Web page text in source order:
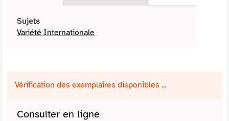
Sujets
Variété Internationale
Vérification des exemplaires disponibles ...
Consulter en ligne